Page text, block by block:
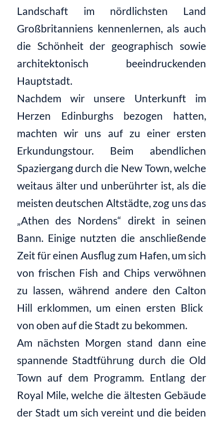
Landschaft im nördlichsten Land
Großbritanniens kennenlernen,als auch
die Schönheit der geographisch sowie
architektonisch beeindruckenden
Hauptstadt.
Nachdem wir unsere Unterkunft im
Herzen Edinburghs bezogen hatten,
machten wir uns auf zu einer ersten
Erkundungstour. Beim abendlichen
Spaziergangdurch die New Town, welche
weitausälterund unberührter ist, als die
meisten deutschen Altstädte, zog unsdas
„Athen des Nordens“ direkt in seinen
Bann.Einige nutzten die anschließende
Zeit für einen Ausflug zum Hafen, um sich
von frischen Fish and Chips verwöhnen
zu lassen, während andere den Calton
Hill erklommen, um einen ersten Blick
von oben auf die Stadt zu bekommen.
Am nächsten Morgen stand dann eine
spannende Stadtführung durch die Old
Town auf dem Programm. Entlang der
Royal Mile,welche die ältesten Gebäude
der Stadt um sich vereint und die beiden